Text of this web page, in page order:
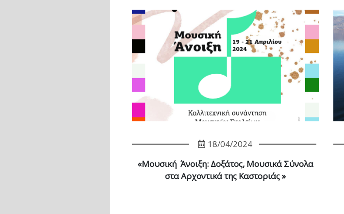
18/04/2024
«Μουσική Άνοιξη: Δοξάτος, Μουσικά Σύνολα
στα Αρχοντικά της Καστοριάς »